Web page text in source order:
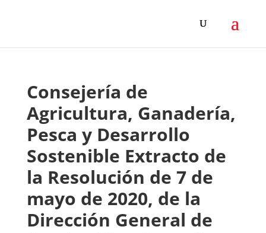
Consejería de
Agricultura, Ganadería,
Pesca y Desarrollo
Sostenible Extracto de
la Resolución de 7 de
mayo de 2020, de la
Dirección General de